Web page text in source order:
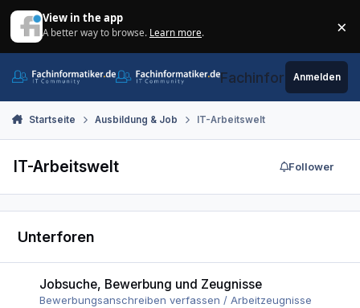
View in the app
A better way to browse. Learn more. ×
Fachinformatiker.de
Anmelden
Startseite Ausbildung & Job IT-Arbeitswelt
IT-Arbeitswelt Follower
Unterforen
Jobsuche, Bewerbung und Zeugnisse
Bewerbungsanschreiben verfassen / Arbeitzeugnisse